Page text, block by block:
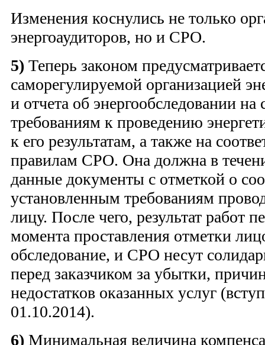
Изменения коснулись не только
энергоаудиторов, но и СРО.
5) Теперь законом
саморегулируемой организацией
и отчета об энергообследовании на
требованиям к проведению
к его результатам, а также на
правилам СРО. Она должна в
данные документы с отметкой о
установленным требованиям
лицу. После чего, результат работ
момента проставления отметки
обследование, и СРО несут
перед заказчиком за убытки,
недостатков оказанных услуг
01.10.2014).
6) Минимальная величина